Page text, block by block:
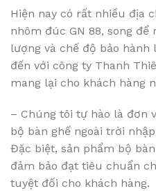
Hiện nay có rất nhiều địa
nhôm đúc GN 88, song
lượng và chế độ bảo
đến với công ty Thanh
mang lại cho khách hàng
– Chúng tôi tự hào là đơn
bộ bàn ghế ngoài trời
Đặc biệt, sản phẩm bộ
đảm bảo đạt tiêu chuẩn
tuyệt đối cho khách hàng.